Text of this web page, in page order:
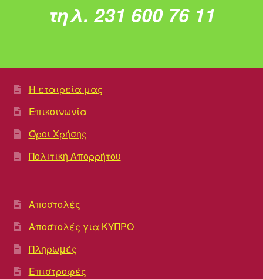
τηλ. 231 600 76 11
Η εταιρεία μας
Επικοινωνία
Όροι Χρήσης
Πολιτική Απορρήτου
Αποστολές
Αποστολές για ΚΥΠΡΟ
Πληρωμές
Επιστροφές